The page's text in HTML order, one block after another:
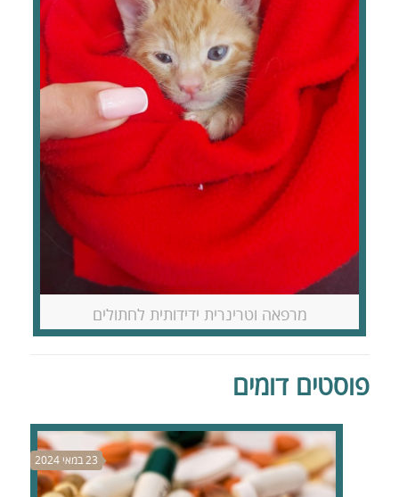
מרפאה וטרינרית ידידותית לחתולים
פוסטים דומים
23 במאי 2024